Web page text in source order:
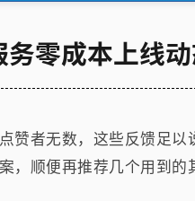
零成本上线
赞者无数，这些反馈足
，顺便再推荐几个用到的